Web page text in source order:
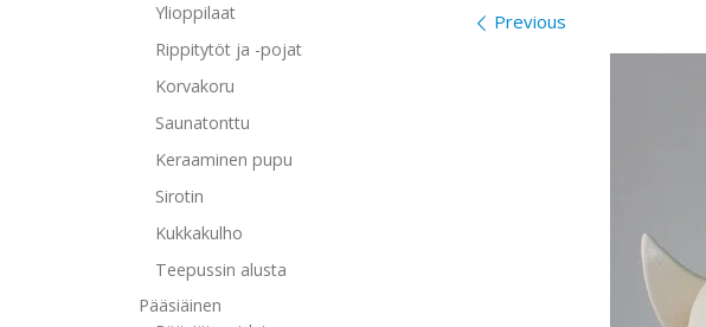
Images navigation
Previous
Ylioppilaat
Rippitytöt ja -pojat
Korvakoru
Saunatonttu
Keraaminen pupu
Sirotin
Kukkakulho
Teepussin alusta
Pääsiäinen